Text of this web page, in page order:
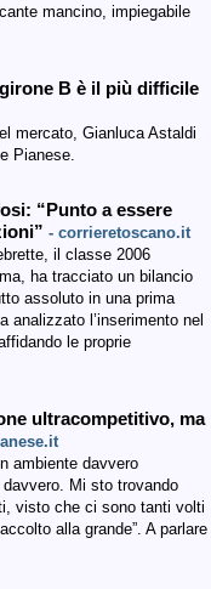
mancino, impiegabile
B è il più difficile
mercato, Gianluca Astaldi
Pianese.
“Punto a essere
- corrieretoscano.it
il classe 2006
ha tracciato un bilancio
assoluto in una prima
analizzato l’inserimento nel
le proprie
ultracompetitivo, ma
ambiente davvero
Mi sto trovando
visto che ci sono tanti volti
alla grande”. A parlare